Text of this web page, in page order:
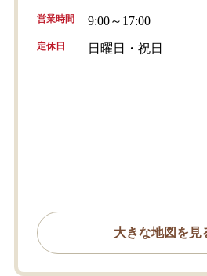
営業時間 9:00～17:00
定休日 日曜日・祝日
大きな地図を見